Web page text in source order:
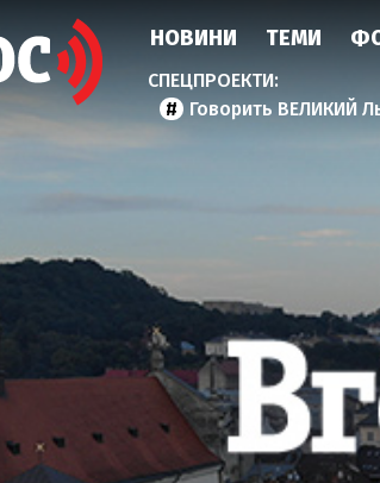
НОВИНИ ТЕМИ
Говорить ВЕЛИКИЙ